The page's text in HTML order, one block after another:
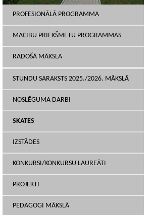
PROFESIONĀLĀ PROGRAMMA
MĀCĪBU PRIEKŠMETU PROGRAMMAS
RADOŠĀ MĀKSLA
STUNDU SARAKSTS 2025./2026. MĀKSLĀ
NOSLĒGUMA DARBI
SKATES
IZSTĀDES
KONKURSI/KONKURSU LAUREĀTI
PROJEKTI
PEDAGOGI MĀKSLĀ